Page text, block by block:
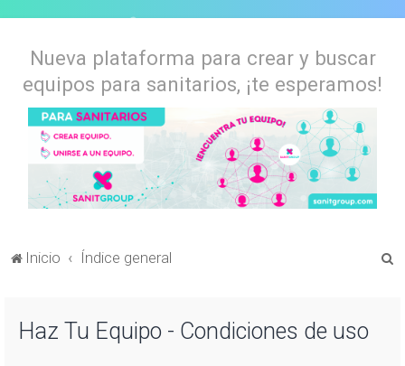
Nueva plataforma para crear y buscar
equipos para sanitarios, ¡te esperamos!
Inicio Índice general
Haz Tu Equipo - Condiciones de uso